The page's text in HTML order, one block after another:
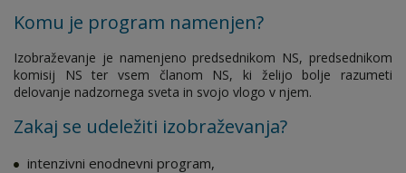
Komu je program namenjen?
Izobraževanje je namenjeno predsednikom NS, predsednikom
komisij NS ter vsem članom NS, ki želijo bolje razumeti
delovanje nadzornega sveta in svojo vlogo v njem.
Zakaj se udeležiti izobraževanja?
intenzivni enodnevni program,